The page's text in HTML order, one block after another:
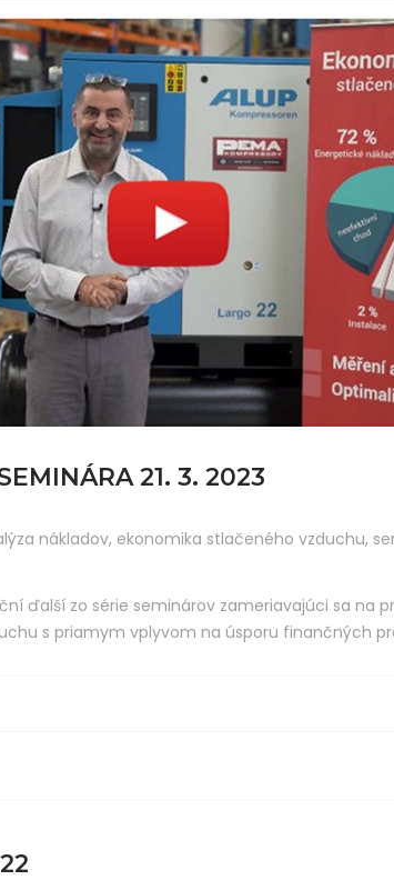
21. 3. 2023
nákladov, ekonomika stlačeného vzduchu,
ďalší zo série seminárov zameriavajúci sa na
s priamym vplyvom na úsporu finančných